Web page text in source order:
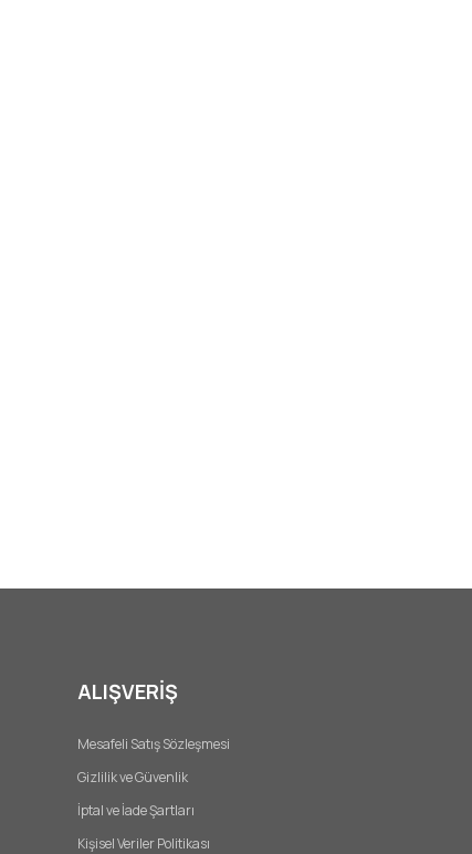
ALIŞVERİŞ
Mesafeli Satış Sözleşmesi
Gizlilik ve Güvenlik
İptal ve İade Şartları
Kişisel Veriler Politikası